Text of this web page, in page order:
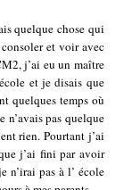
quelque chose qui
et voir avec
j’ai eu un maître
et je disais que
quelques temps où
pas quelque
rien. Pourtant j’ai
j’ai fini par avoir
n’irai pas à l’ école